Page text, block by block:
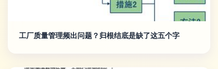
工厂质量管理频出问题？归根结底是缺了这五个字